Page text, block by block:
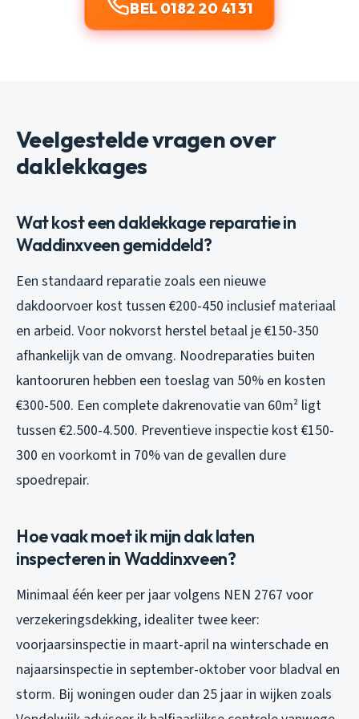
BEL 0182 20 41 31
Veelgestelde vragen over
daklekkages
Wat kost een daklekkage reparatie in
Waddinxveen gemiddeld?
Een standaard reparatie zoals een nieuwe
dakdoorvoer kost tussen €200-450 inclusief materiaal
en arbeid. Voor nokvorst herstel betaal je €150-350
afhankelijk van de omvang. Noodreparaties buiten
kantooruren hebben een toeslag van 50% en kosten
€300-500. Een complete dakrenovatie van 60m² ligt
tussen €2.500-4.500. Preventieve inspectie kost €150-
300 en voorkomt in 70% van de gevallen dure
spoedrepair.
Hoe vaak moet ik mijn dak laten
inspecteren in Waddinxveen?
Minimaal één keer per jaar volgens NEN 2767 voor
verzekeringsdekking, idealiter twee keer:
voorjaarsinspectie in maart-april na winterschade en
najaarsinspectie in september-oktober voor bladval en
storm. Bij woningen ouder dan 25 jaar in wijken zoals